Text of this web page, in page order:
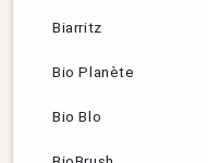
Biarritz
Bio Planète
Bio Blo